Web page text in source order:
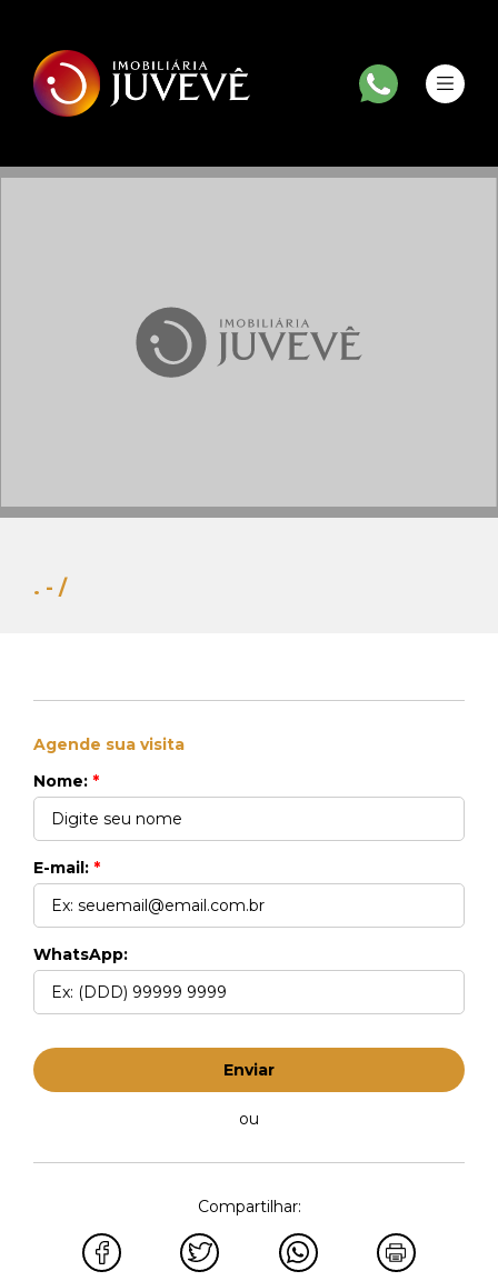
. - /
Agende sua visita
Nome: *
E-mail: *
WhatsApp:
Enviar
ou
Compartilhar: